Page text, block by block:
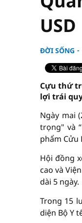
USD
ĐỜI SỐNG
Cựu thứ
lợi trái
Ngày mai
trọng" và
phẩm Cửu
Hội đồng
cao và
dài 5 ngày.
Trong 15
diện Bộ Y